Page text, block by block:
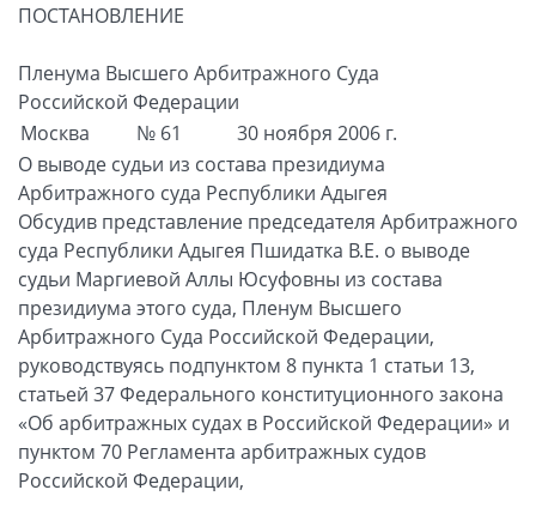
ПОСТАНОВЛЕНИЕ
Пленума Высшего Арбитражного Суда
Российской Федерации
Москва
№ 61
30 ноября 2006 г.
О выводе судьи из состава президиума
Арбитражного суда Республики Адыгея
Обсудив представление председателя Арбитражного
суда Республики Адыгея Пшидатка В.Е. о выводе
судьи Маргиевой Аллы Юсуфовны из состава
президиума этого суда, Пленум Высшего
Арбитражного Суда Российской Федерации,
руководствуясь подпунктом 8 пункта 1 статьи 13,
статьей 37 Федерального конституционного закона
«Об арбитражных судах в Российской Федерации» и
пунктом 70 Регламента арбитражных судов
Российской Федерации,